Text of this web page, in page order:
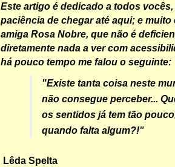
Este artigo é dedicado a todos
paciência de chegar até aqui; e muito
amiga Rosa Nobre, que não é
diretamente nada a ver com
há pouco tempo me falou o seguinte:
"Existe tanta coisa neste
não consegue perceber...
os sentidos já tem tão
quando falta algum?!"
Lêda Spelta